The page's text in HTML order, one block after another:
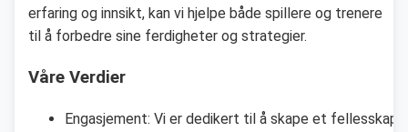
erfaring og innsikt, kan vi hjelpe både spillere og trenere
til å forbedre sine ferdigheter og strategier.
Våre Verdier
Engasjement: Vi er dedikert til å skape et fellesskap